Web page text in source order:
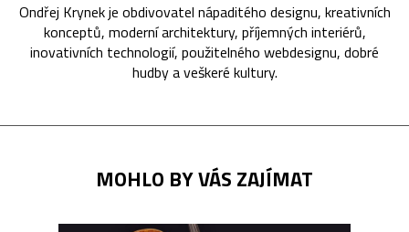
Ondřej Krynek je obdivovatel nápaditého designu, kreativních
konceptů, moderní architektury, příjemných interiérů,
inovativních technologií, použitelného webdesignu, dobré
hudby a veškeré kultury.
MOHLO BY VÁS ZAJÍMAT